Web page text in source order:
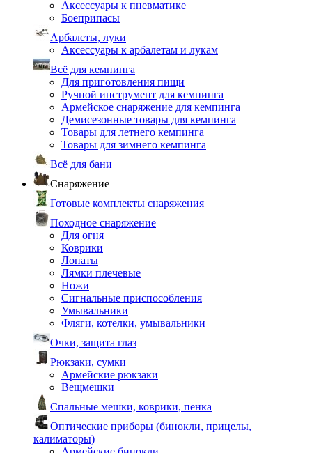
Аксессуары к пневматике
Боеприпасы
Арбалеты, луки
Аксессуары к арбалетам и лукам
Всё для кемпинга
Для приготовления пищи
Ручной инструмент для кемпинга
Армейское снаряжение для кемпинга
Демисезонные товары для кемпинга
Товары для летнего кемпинга
Товары для зимнего кемпинга
Всё для бани
Снаряжение
Готовые комплекты снаряжения
Походное снаряжение
Для огня
Коврики
Лопаты
Лямки плечевые
Ножи
Сигнальные приспособления
Умывальники
Фляги, котелки, умывальники
Очки, защита глаз
Рюкзаки, сумки
Армейские рюкзаки
Вещмешки
Спальные мешки, коврики, пенка
Оптические приборы (бинокли, прицелы,
калиматоры)